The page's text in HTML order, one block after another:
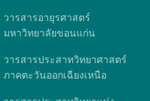
วารสารอายุรศาสตร์
มหาวิทยาลัยขอนแก่น
วารสารประสาทวิทยาศาสตร์
ภาคตะวันออกเฉียงเหนือ